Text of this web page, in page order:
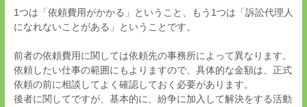
1つは「依頼費用がかかる」ということ、もう 1つは「訴訟代理人
になれないことがある」ということです。
前者の依頼費用に関しては依頼先の事務所によって異なります。
依頼したい仕事の範囲にもよりますので、具体的な金額は、正式
依頼の前に相談してよく確認しておく必要があります。
後者に関してですが、基本的に、紛争に加入して解決をする活動